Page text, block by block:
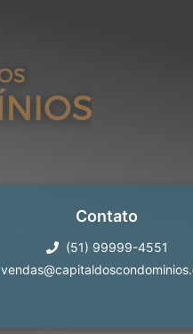
Contato
(51) 99999-4551